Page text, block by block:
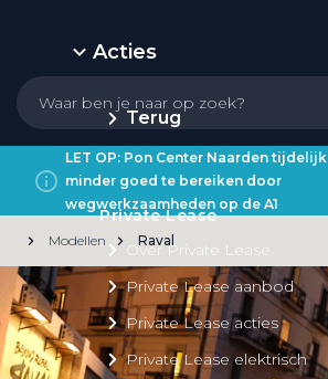
Acties
Terug
Private Lease
Over Private Lease
Private Lease aanbod
Private Lease acties
Private Lease elektrisch
LET OP: Pon Center Naarden tijdelijk
minder goed te bereiken door
wegwerkzaamheden op de A1
Modellen Raval